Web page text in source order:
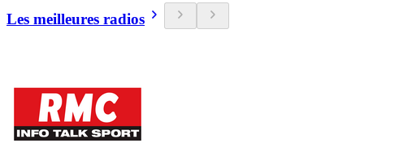
Les meilleures radios